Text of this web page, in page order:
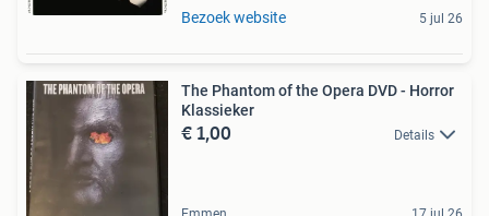
Bezoek website 5 jul 26
The Phantom of the Opera DVD - Horror
Klassieker
€ 1,00 Details